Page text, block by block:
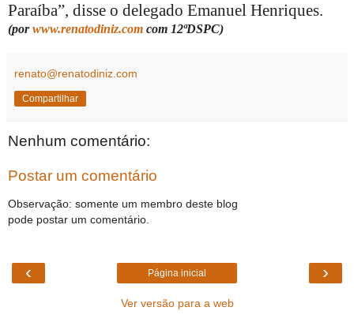
Paraíba”, disse o delegado Emanuel Henriques.
(porwww.renatodiniz.com com 12ªDSPC)
renato@renatodiniz.com
Compartilhar
Nenhum comentário:
Postar um comentário
Observação: somente um membro deste blog
pode postar um comentário.
‹ ›
Página inicial
Ver versão para a web